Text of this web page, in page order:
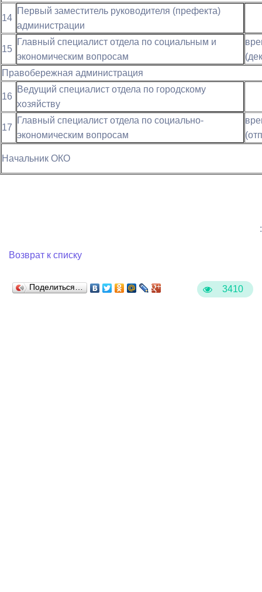
3410
14
Первый заместитель руководителя (префекта)
администрации
15
Главный специалист отдела по социальным и
экономическим вопросам
Правобережная администрация
16
Ведущий специалист отдела по городскому
хозяйству
17
Главный специалист отдела по социально-
экономическим вопросам
Начальник ОКО
:
Возврат к списку
Поделиться…